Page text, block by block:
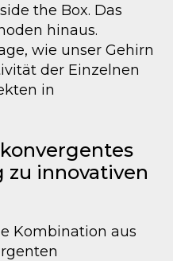
the Box. Das
hinaus.
wie unser Gehirn
der Einzelnen
in
zu innovativen
Kombination aus